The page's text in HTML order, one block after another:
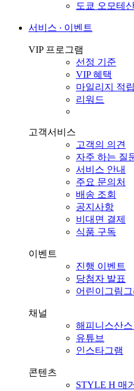
도쿄 오모테
서비스 ∙ 이벤트
VIP 프로그램
선정 기준
VIP 혜택
마일리지 적립
리워드
고객서비스
고객의 의견
자주 하는 질
서비스 안내
주요 문의처
배송 조회
공지사항
비대면 결제
식품 구독
이벤트
진행 이벤트
당첨자 발표
어린이그림그
채널
해피니스산
유튜브
인스타그램
콘텐츠
STYLE H 매